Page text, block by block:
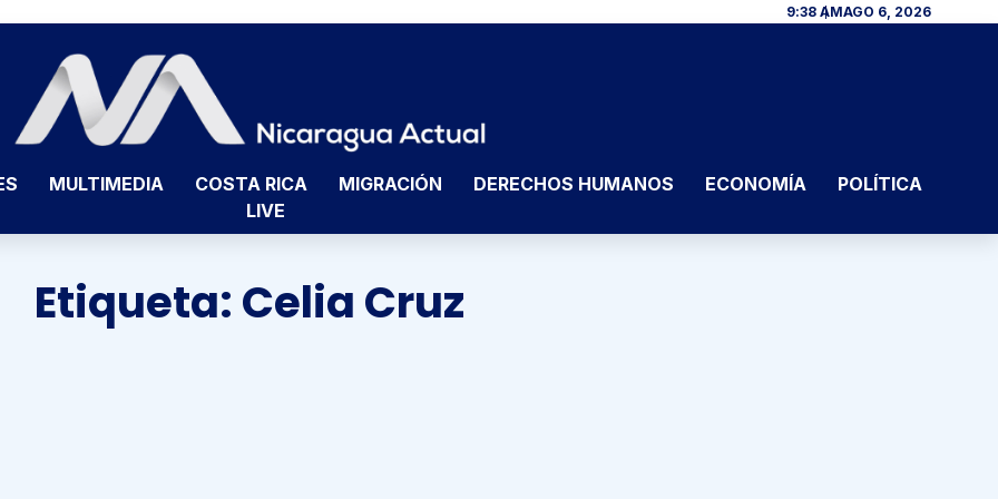
9:38 AMAGO 6, 2026
MULTIMEDIA COSTA RICA MIGRACIÓN DERECHOS HUMANOS ECONOMÍA
POLÍTICA
LIVE
Etiqueta: Celia Cruz